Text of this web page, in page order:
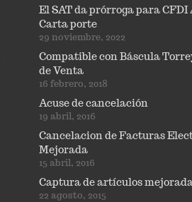
El SAT da prórroga para CFDI
Carta porte
29 noviembre, 2022
Compatible con Báscula
de Venta
16 febrero, 2018
Acuse de cancelación
19 abril, 2016
Cancelacion de Facturas
Mejorada
15 abril, 2016
Captura de artículos
22 agosto, 2015